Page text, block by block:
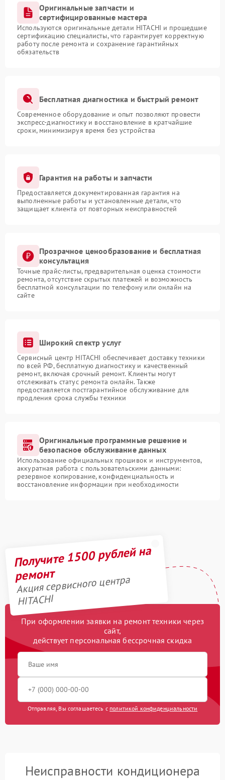
Оригинальные запчасти и
сертифицированные мастера
Используются оригинальные детали HITACHI и прошедшие
сертификацию специалисты, что гарантирует корректную
работу после ремонта и сохранение гарантийных
обязательств
Бесплатная диагностика и быстрый ремонт
Современное оборудование и опыт позволяют провести
экспресс-диагностику и восстановление в кратчайшие
сроки, минимизируя время без устройства
Гарантия на работы и запчасти
Предоставляется документированная гарантия на
выполненные работы и установленные детали, что
защищает клиента от повторных неисправностей
Прозрачное ценообразование и бесплатная
консультация
Точные прайс-листы, предварительная оценка стоимости
ремонта, отсутствие скрытых платежей и возможность
бесплатной консультации по телефону или онлайн на
сайте
Широкий спектр услуг
Сервисный центр HITACHI обеспечивает доставку техники
по всей РФ, бесплатную диагностику и качественный
ремонт, включая срочный ремонт. Клиенты могут
отслеживать статус ремонта онлайн. Также
предоставляется постгарантийное обслуживание для
продления срока службы техники
Оригинальные программные решение и
безопасное обслуживание данных
Использование официальных прошивок и инструментов,
аккуратная работа с пользовательскими данными:
резервное копирование, конфиденциальность и
восстановление информации при необходимости
Получите 1500 рублей на
ремонт
Акция сервисного центра
HITACHI
При оформлении заявки на ремонт техники через
сайт,
действует персональная бессрочная скидка
Отправляя, Вы соглашаетесь с политикой конфиденциальности
Неисправности кондиционера